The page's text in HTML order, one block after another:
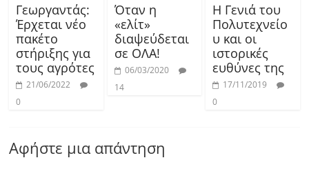
Γεωργαντάς:
Έρχεται νέο
πακέτο
στήριξης για
τους αγρότες
21/06/2022
0
Όταν η
«ελίτ»
διαψεύδεται
σε ΟΛΑ!
06/03/2020
14
Η Γενιά του
Πολυτεχνείο
υ και οι
ιστορικές
ευθύνες της
17/11/2019
0
Αφήστε μια απάντηση